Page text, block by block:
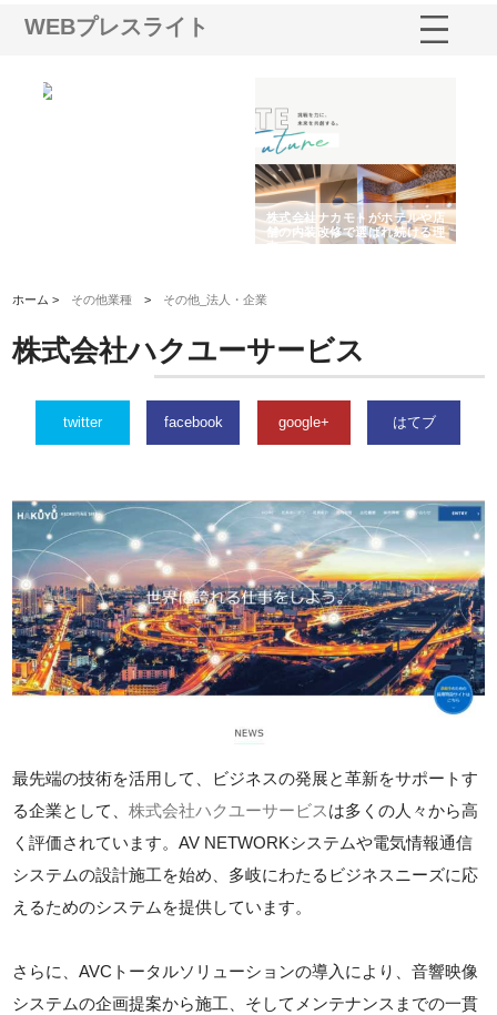
WEBプレスライト
株式会社ナカモトがホテルや店
舗の内装改修で選ばれ続ける理
由
ホーム > その他業種 > その他_法人・企業
株式会社ハクユーサービス
twitter facebook google+ はてブ
最先端の技術を活用して、ビジネスの発展と革新をサポートす
る企業として、株式会社ハクユーサービス は多くの人々から高
く評価されています。AV NETWORKシステムや電気情報通信
システムの設計施工を始め、多岐にわたるビジネスニーズに応
えるためのシステムを提供しています。
さらに、AVCトータルソリューションの導入により、音響映像
システムの企画提案から施工、そしてメンテナンスまでの一貫